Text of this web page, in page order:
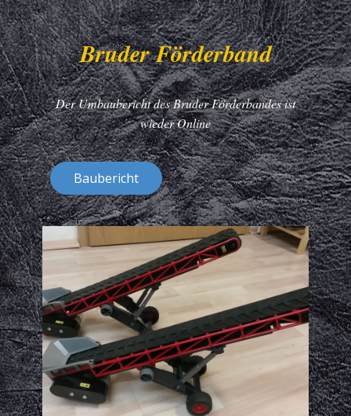
Bruder Förderband
Der Umbaubericht des Bruder Förderbandes ist
wieder Online
Baubericht